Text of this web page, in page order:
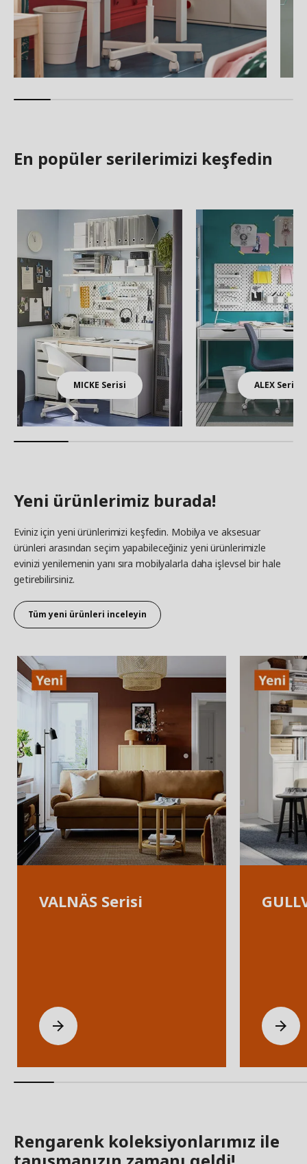
En popüler serilerimizi keşfedin
MICKE Serisi ALEX Serisi
Yeni ürünlerimiz burada!
Eviniz için yeni ürünlerimizi keşfedin. Mobilya ve aksesuar
ürünleri arasından seçim yapabileceğiniz yeni ürünlerimizle
evinizi yenilemenin yanı sıra mobilyalarla daha işlevsel bir hale
getirebilirsiniz.
Tüm yeni ürünleri inceleyin
VALNÄS Serisi
Rengarenk koleksiyonlarımız ile